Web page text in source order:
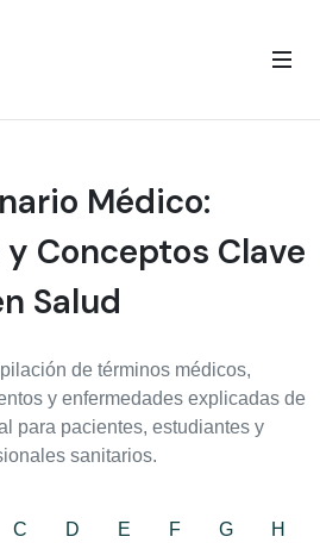
Médico:
Conceptos Clave
Salud
de términos médicos,
y enfermedades explicadas de
para pacientes, estudiantes y
sanitarios.
C D E F G H